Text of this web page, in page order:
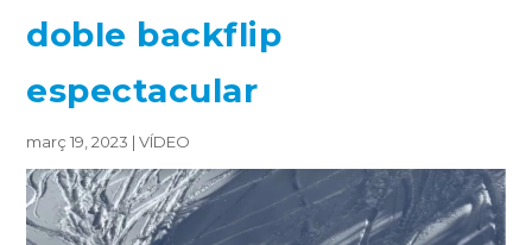
doble backflip
espectacular
març 19, 2023 |VÍDEO